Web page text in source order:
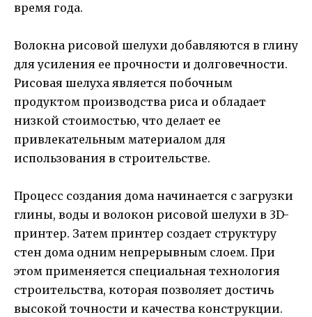
время года.
Волокна рисовой шелухи добавляются в глину
для усиления ее прочности и долговечности.
Рисовая шелуха является побочным
продуктом производства риса и обладает
низкой стоимостью, что делает ее
привлекательным материалом для
использования в строительстве.
Процесс создания дома начинается с загрузки
глины, воды и волокон рисовой шелухи в 3D-
принтер. Затем принтер создает структуру
стен дома одним непрерывным слоем. При
этом применяется специальная технология
строительства, которая позволяет достичь
высокой точности и качества конструкции.